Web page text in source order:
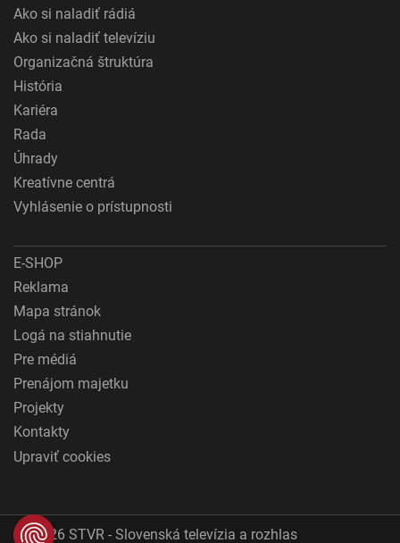
Ako si naladiť rádiá
Ako si naladiť televíziu
Organizačná štruktúra
História
Kariéra
Rada
Úhrady
Kreatívne centrá
Vyhlásenie o prístupnosti
E-SHOP
Reklama
Mapa stránok
Logá na stiahnutie
Pre médiá
Prenájom majetku
Projekty
Kontakty
Upraviť cookies
© 2026 STVR - Slovenská televízia a rozhlas